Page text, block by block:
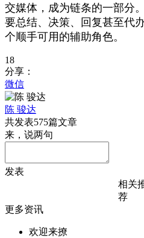
交媒体，成为链条的一部分
要总结、决策、回复甚至代
个顺手可用的辅助角色。
18
分享：
微信
陈 骏达
共发表575篇文章
来，说两句
发表
相关
荐
更多资讯
欢迎来撩